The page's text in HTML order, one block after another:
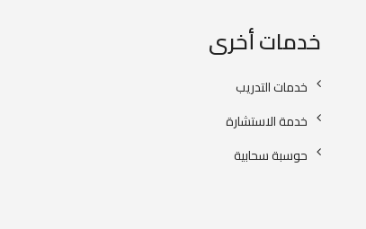
خدمات أخرى
خدمات التدريب
خدمة الاستشارة
حوسبة سحابية